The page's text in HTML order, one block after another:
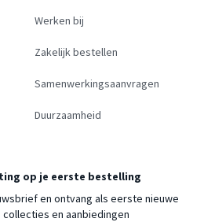
Werken bij
Zakelijk bestellen
Samenwerkingsaanvragen
Duurzaamheid
op je eerste bestelling
en ontvang als eerste nieuwe
en aanbiedingen